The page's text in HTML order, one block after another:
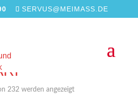
SERVUS@MEIMASS.DE
232 werden angezeigt